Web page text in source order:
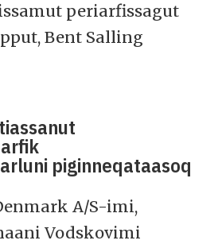
periarfissagut
Bent Salling
piginneqataasoq
A/S-imi,
Vodskovimi